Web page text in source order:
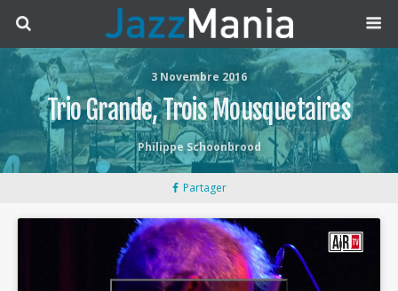
3 Novembre 2016
Trio Grande, Trois Mousquetaires
Philippe Schoonbrood
Partager